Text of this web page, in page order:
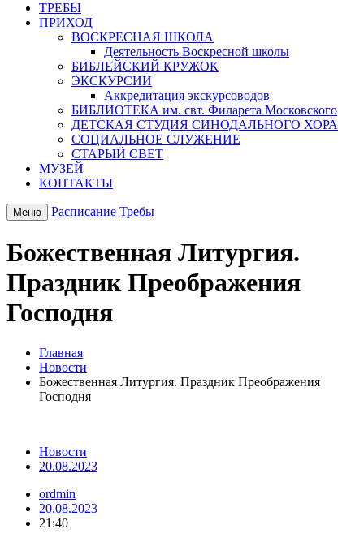
ТРЕБЫ
ПРИХОД
ВОСКРЕСНАЯ ШКОЛА
Деятельность Воскресной школы
БИБЛЕЙСКИЙ КРУЖОК
ЭКСКУРСИИ
Аккредитация экскурсоводов
БИБЛИОТЕКА им. свт. Филарета Московского
ДЕТСКАЯ СТУДИЯ СИНОДАЛЬНОГО ХОРА
СОЦИАЛЬНОЕ СЛУЖЕНИЕ
СТАРЫЙ СВЕТ
МУЗЕЙ
КОНТАКТЫ
Меню Расписание Требы
Божественная Литургия.
Праздник Преображения
Господня
Главная
Новости
Божественная Литургия. Праздник Преображения
Господня
Новости
20.08.2023
ordmin
20.08.2023
21:40